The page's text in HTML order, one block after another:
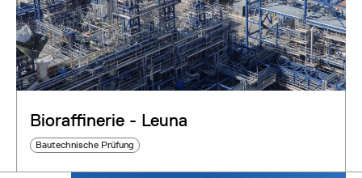
Bioraffinerie - Leuna
Bautechnische Prüfung